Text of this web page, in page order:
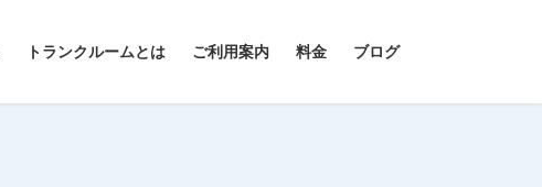
トランクルームとは ご利用案内 料金 ブログ